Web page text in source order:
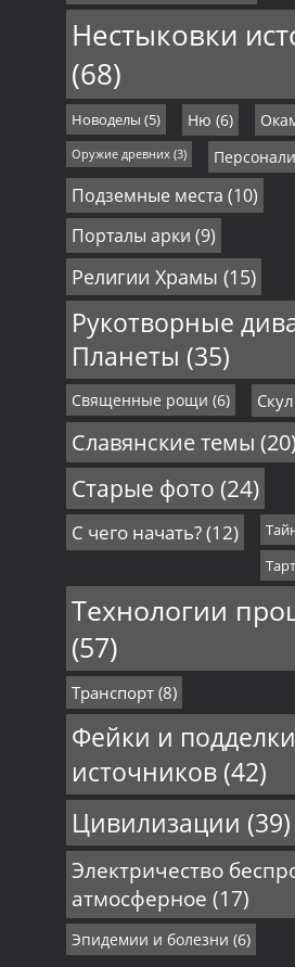
Нестыковки
(68)
Новоделы (5) Ню (6)
Оружие древних(3)
Подземные места (10)
Порталы арки (9)
Религии Храмы (15)
Рукотворные
Планеты (35)
Священные рощи (6)
Славянские темы (20)
Старые фото (24)
С чего начать?(12)
Технологии
(57)
Транспорт(8)
Фейки и подделки
источников(42)
Цивилизации (39)
Электричество
атмосферное (17)
Эпидемии и болезни (6)